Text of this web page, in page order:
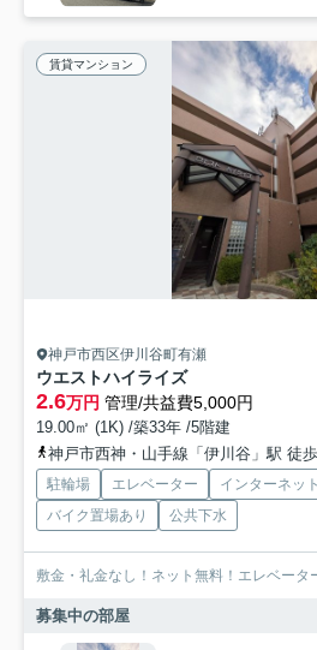
賃貸マンション
神戸市西区伊川谷町有瀬
ウエストハイライズ
2.6万円 管理/共益費5,000円
19.00㎡ (1K) /築33年 /5階建
神戸市西神・山手線「伊川谷」駅 徒
駐輪場 エレベーター インターネッ
バイク置場あり
公共下水
敷金・礼金なし！ネット無料！エレベータ
募集中の部屋